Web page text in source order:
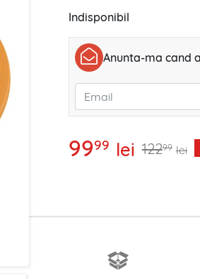
Indisponibil
Anunta-ma cand
9999 lei 12299 lei